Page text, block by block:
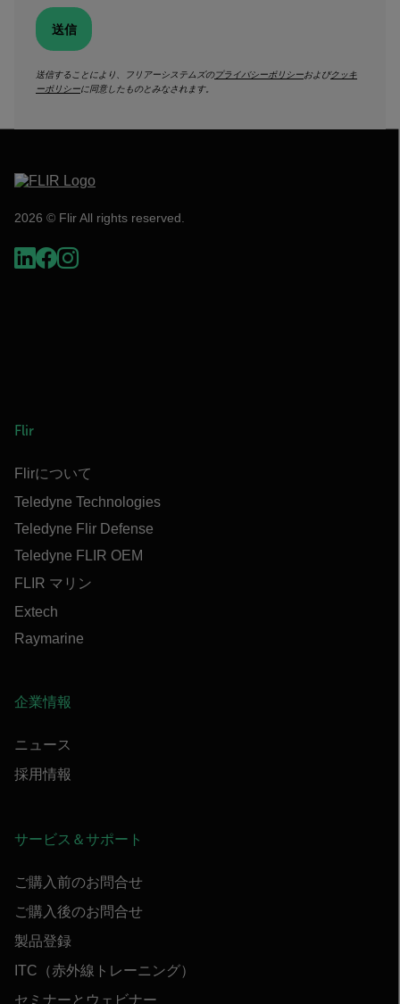
送信
送信することにより、フリアーシステムズのプライバシーポリシーおよびクッキ
ーポリシーに同意したものとみなされます。
2026 © Flir All rights reserved.
Flir
Flirについて
Teledyne Technologies
Teledyne Flir Defense
Teledyne FLIR OEM
FLIR マリン
Extech
Raymarine
企業情報
ニュース
採用情報
サービス＆サポート
ご購入前のお問合せ
ご購入後のお問合せ
製品登録
ITC（赤外線トレーニング）
セミナーとウェビナー